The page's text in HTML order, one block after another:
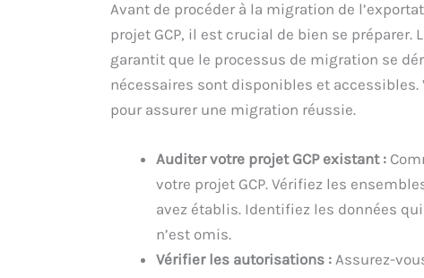
Avant de procéder à la migration de
projet GCP, il est crucial de bien se
garantit que le processus de migration se
nécessaires sont disponibles et
pour assurer une migration réussie.
Auditer votre projet GCP existant :
votre projet GCP. Vérifiez les
avez établis. Identifiez les données
n’est omis.
Vérifier les autorisations : Assurez-